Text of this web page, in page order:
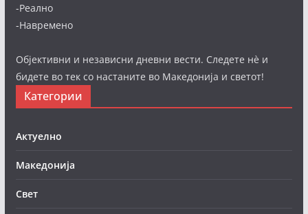
-Реално
-Навремено
Објективни и независни дневни вести. Следете нè и
бидете во тек со настаните во Македонија и светот!
Категории
Актуелно
Македонија
Свет